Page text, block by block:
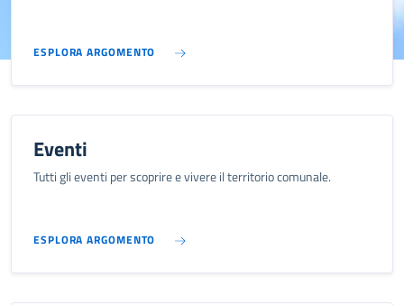
ESPLORA ARGOMENTO
Eventi
Tutti gli eventi per scoprire e vivere il territorio comunale.
ESPLORA ARGOMENTO